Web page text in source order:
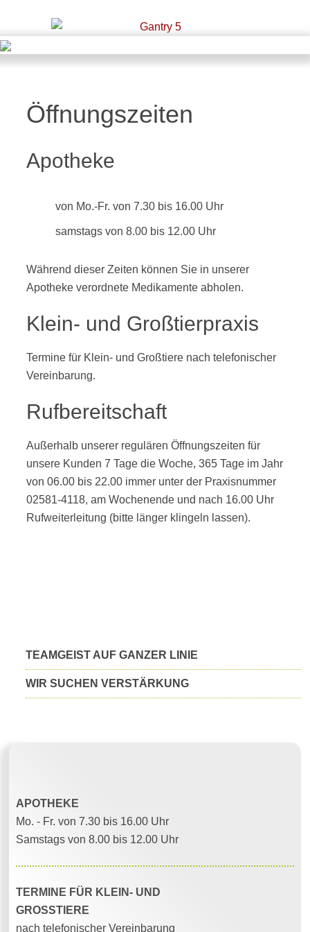
Öffnungszeiten
Apotheke
von Mo.-Fr. von 7.30 bis 16.00 Uhr
samstags von 8.00 bis 12.00 Uhr
Während dieser Zeiten können Sie in unserer
Apotheke verordnete Medikamente abholen.
Klein- und Großtierpraxis
Termine für Klein- und Großtiere nach telefonischer
Vereinbarung.
Rufbereitschaft
Außerhalb unserer regulären Öffnungszeiten für
unsere Kunden 7 Tage die Woche, 365 Tage im Jahr
von 06.00 bis 22.00 immer unter der Praxisnummer
02581-4118, am Wochenende und nach 16.00 Uhr
Rufweiterleitung (bitte länger klingeln lassen).
TEAMGEIST AUF GANZER LINIE
WIR SUCHEN VERSTÄRKUNG
APOTHEKE
Mo. - Fr. von 7.30 bis 16.00 Uhr
Samstags von 8.00 bis 12.00 Uhr
TERMINE FÜR KLEIN- UND
GROSSTIERE
nach telefonischer Vereinbarung